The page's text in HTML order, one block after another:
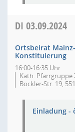
DI 03.09.2024
Ortsbeirat
Konstituierung
16:00-16:35 Uhr
Kath. Pfarrgruppe
Böckler-Str. 19,
Einladung -